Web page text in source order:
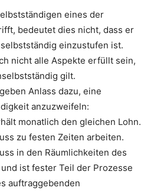
eines der
bedeutet dies nicht, dass er
einzustufen ist.
nicht alle Aspekte erfüllt sein,
gilt.
Anlass dazu, eine
anzuzweifeln:
monatlich den gleichen Lohn.
zu festen Zeiten arbeiten.
in den Räumlichkeiten des
ist fester Teil der Prozesse
auftraggebenden